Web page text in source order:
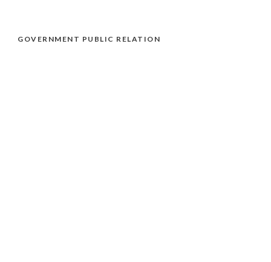
GOVERNMENT PUBLIC RELATION